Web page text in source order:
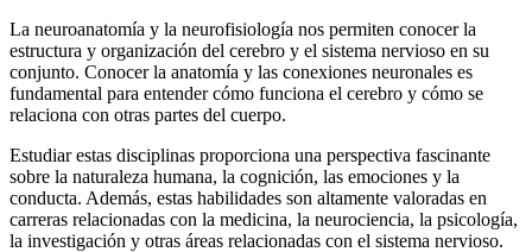
La neuroanatomía y la neurofisiología nos permiten conocer la
estructura y organización del cerebro y el sistema nervioso en su
conjunto. Conocer la anatomía y las conexiones neuronales es
fundamental para entender cómo funciona el cerebro y cómo se
relaciona con otras partes del cuerpo.
Estudiar estas disciplinas proporciona una perspectiva fascinante
sobre la naturaleza humana, la cognición, las emociones y la
conducta. Además, estas habilidades son altamente valoradas en
carreras relacionadas con la medicina, la neurociencia, la psicología,
la investigación y otras áreas relacionadas con el sistema nervioso.